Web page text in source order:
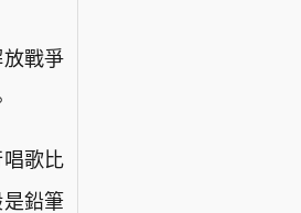
戰爭
歌比
鉛筆